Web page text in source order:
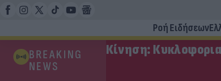
Ροή Ειδήσεων
BREAKING
NEWS
Κίνηση: